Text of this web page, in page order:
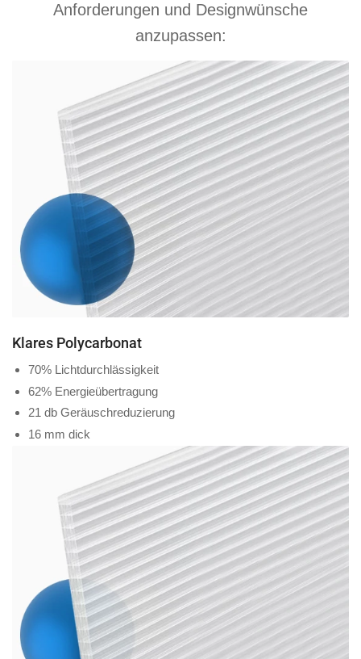
Anforderungen und Designwünsche
anzupassen:
Klares Polycarbonat
70% Lichtdurchlässigkeit
62% Energieübertragung
21 db Geräuschreduzierung
16 mm dick